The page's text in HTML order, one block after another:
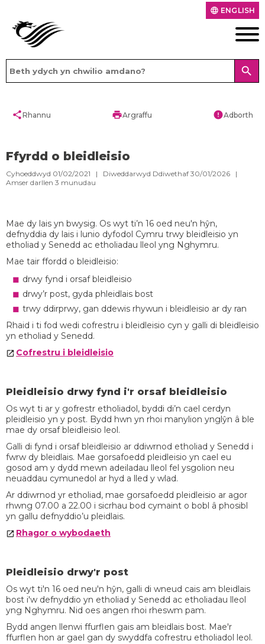
language ENGLISH
search
shareRhannu printArgraffu errorAdborth
Ffyrdd o bleidleisio
Cyhoeddwyd 01/02/2021 | Diweddarwyd Ddiwethaf 30/01/2026 |
Amser darllen 3 munudau
Mae dy lais yn bwysig. Os wyt ti’n 16 oed neu'n hŷn,
defnyddia dy lais i lunio dyfodol Cymru trwy bleidleisio yn
etholiad y Senedd ac etholiadau lleol yng Nghymru.
Mae tair ffordd o bleidleisio:
drwy fynd i orsaf bleidleisio
drwy’r post, gyda phleidlais bost
trwy ddirprwy, gan ddewis rhywun i bleidleisio ar dy ran
Rhaid i ti fod wedi cofrestru i bleidleisio cyn y galli di bleidleisio
yn etholiad y Senedd.
Cofrestru i bleidleisio
Pleidleisio drwy fynd i'r orsaf bleidleisio
Os wyt ti ar y gofrestr etholiadol, byddi di’n cael cerdyn
pleidleisio yn y post. Bydd hwn yn rhoi manylion ynglŷn â ble
mae dy orsaf bleidleisio leol.
Galli di fynd i orsaf bleidleisio ar ddiwrnod etholiad y Senedd i
fwrw dy bleidlais. Mae gorsafoedd pleidleisio yn cael eu
gosod am y dydd mewn adeiladau lleol fel ysgolion neu
neuaddau cymunedol ar hyd a lled y wlad.
Ar ddiwrnod yr etholiad, mae gorsafoedd pleidleisio ar agor
rhwng 07.00 a 22.00 i sicrhau bod cymaint o bobl â phosibl
yn gallu defnyddio’u pleidlais.
Rhagor o wybodaeth
Pleidleisio drwy'r post
Os wyt ti'n 16 oed neu'n hŷn, galli di wneud cais am bleidlais
bost i'w defnyddio yn etholiad y Senedd ac etholiadau lleol
yng Nghymru. Nid oes angen rhoi rheswm pam.
Bydd angen llenwi ffurflen gais am bleidlais bost. Mae'r
ffurflen hon ar gael gan dy swyddfa cofrestru etholiadol leol.